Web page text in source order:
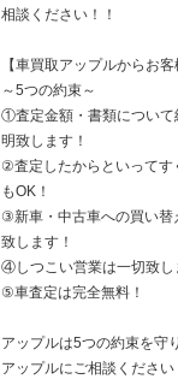
相談ください！！
【車買取アップルからお客
～5つの約束～
①査定金額・書類について
明致します！
②査定したからといってす
もOK！
③新車・中古車への買い替
致します！
④しつこい営業は一切致し
⑤車査定は完全無料！
アップルは5つの約束を守
アップルにご相談ください